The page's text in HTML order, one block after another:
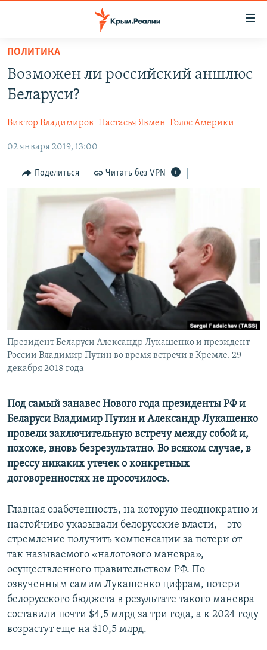
Вернуться
основному
содержанию
Вернутся
навигации
Вернутся
КАРТА ВОЕННЫХ ОБЪЕКТОВ КРЫМА
11 ЛЕТ ОККУПАЦИИ КРЫМА. 11 ИСТОРИЙ СОПРОТИВЛЕНИЯ
ИСТОРИЯ
ЕЩЕ
ИНТЕРАКТИВ
ТЕЛЕПРОЕКТ КРЫМ.РЕАЛИИ
СОВЕТЫ ПРАВОЗАЩИТНИКОВ
ПРОПАВШИЕ БЕЗ ВЕСТИ
ПОБЕДИТЕЛЕЙ НЕ СУДЯТ?
КРЫМ.НЕПОКОРЕННЫЙ
УКРАИНСКАЯ ПРОБЛЕМА КРЫМА
РАДІО СВОБОДА
КАК ОБОЙТИ БЛОКИРОВКУ
ПРИСОЕДИНЯЙТЕСЬ!
Все сайты RFE/RL
ПОЛИТИКА
Возможен ли российский аншлюс
Беларуси?
Виктор Владимиров Настасья Явмен Голос Америки
02 января 2019, 13:00
Поделиться Читать без VPN
Президент Беларуси Александр Лукашенко и президент
России Владимир Путин во время встречи в Кремле. 29
декабря 2018 года
Под самый занавес Нового года президенты РФ и
Беларуси Владимир Путин и Александр Лукашенко
провели заключительную встречу между собой и,
похоже, вновь безрезультатно. Во всяком случае, в
прессу никаких утечек о конкретных
договоренностях не просочилось.
Главная озабоченность, на которую неоднократно и
настойчиво указывали белорусские власти, – это
стремление получить компенсации за потери от
так называемого «налогового маневра»,
осуществленного правительством РФ. По
озвученным самим Лукашенко цифрам, потери
белорусского бюджета в результате такого маневра
составили почти $4,5 млрд за три года, а к 2024 году
возрастут еще на $10,5 млрд.